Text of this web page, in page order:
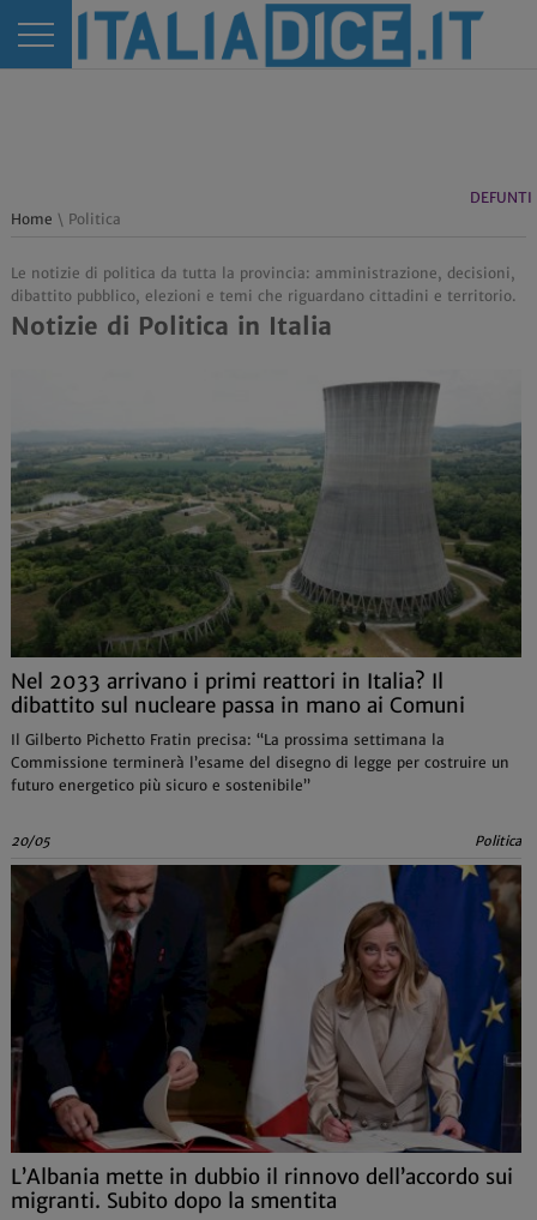
DEFUNTI
Home \ Politica
Le notizie di politica da tutta la provincia: amministrazione, decisioni,
dibattito pubblico, elezioni e temi che riguardano cittadini e territorio.
Notizie di Politica in Italia
Nel 2033 arrivano i primi reattori in Italia? Il
dibattito sul nucleare passa in mano ai Comuni
Il Gilberto Pichetto Fratin precisa: “La prossima settimana la
Commissione terminerà l’esame del disegno di legge per costruire un
futuro energetico più sicuro e sostenibile”
20/05 Politica
L’Albania mette in dubbio il rinnovo dell’accordo sui
migranti. Subito dopo la smentita